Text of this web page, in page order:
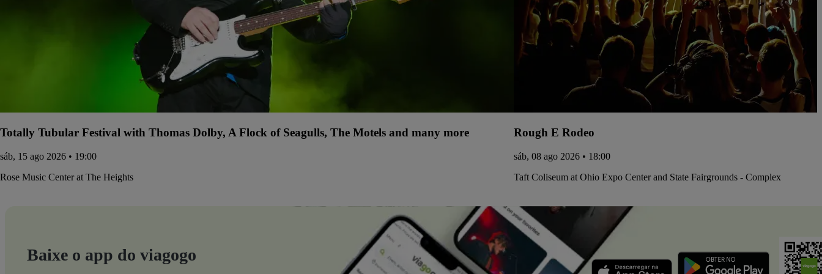
Totally Tubular Festival with Thomas Dolby, A Flock of Seagulls, The Motels and many more
sáb, 15 ago 2026 • 19:00
Rose Music Center at The Heights
Rough E Rodeo
sáb, 08 ago 2026 • 18:00
Taft Coliseum at Ohio Expo Center and State Fairgrounds - Complex
Baixe o app do viagogo